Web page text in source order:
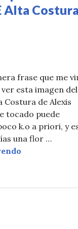
Alta Costura
frase que me
ver esta imagen del
Costura de Alexis
tocado puede
k.o a priori, y
una flor …